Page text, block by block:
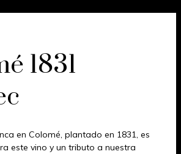
1831
en Colomé, plantado en 1831, es
este vino y un tributo a nuestra